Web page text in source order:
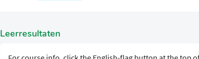
Leerresultaten